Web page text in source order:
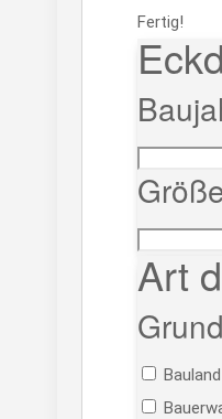
Fertig!
Art
Bauland